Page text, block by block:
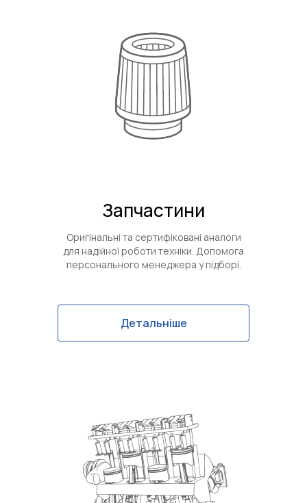
Запчастини
Оригінальні та сертифіковані аналоги
для надійної роботи техніки. Допомога
персонального менеджера у підборі.
Детальніше